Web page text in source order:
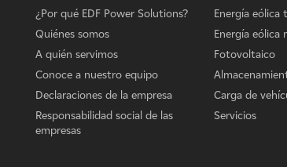
¿Por qué EDF Power Solutions?
Quiénes somos
A quién servimos
Conoce a nuestro equipo
Declaraciones de la empresa
Responsabilidad social de las
empresas
Energía eólica
Energía eólica
Fotovoltaico
Carga de
Servicios